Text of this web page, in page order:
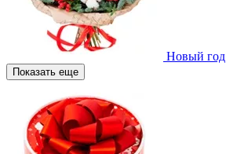
Новый год
Показать еще